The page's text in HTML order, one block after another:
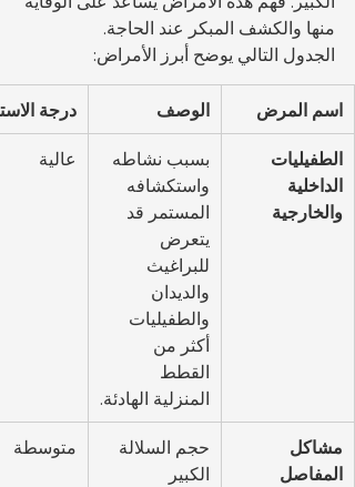
منها والكشف المبكر عند الحاجة.
الجدول التالي يوضح أبرز الأمراض:
اسم المرض الوصف درجة
الطفيليات
الداخلية
والخارجية
بسبب نشاطه
واستكشافه
المستمر قد
يتعرض
للبراغيث
والديدان
والطفيليات
أكثر من
القطط
المنزلية الهادئة.
عالية
مشاكل
المفاصل
حجم السلالة
الكبير
متوسطة